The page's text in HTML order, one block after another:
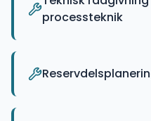
processteknik